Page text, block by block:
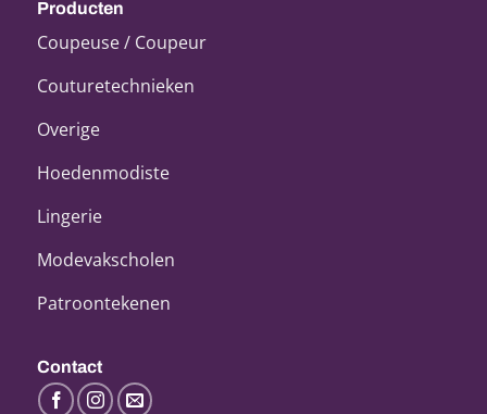
Producten
Coupeuse / Coupeur
Couturetechnieken
Overige
Hoedenmodiste
Lingerie
Modevakscholen
Patroontekenen
Contact